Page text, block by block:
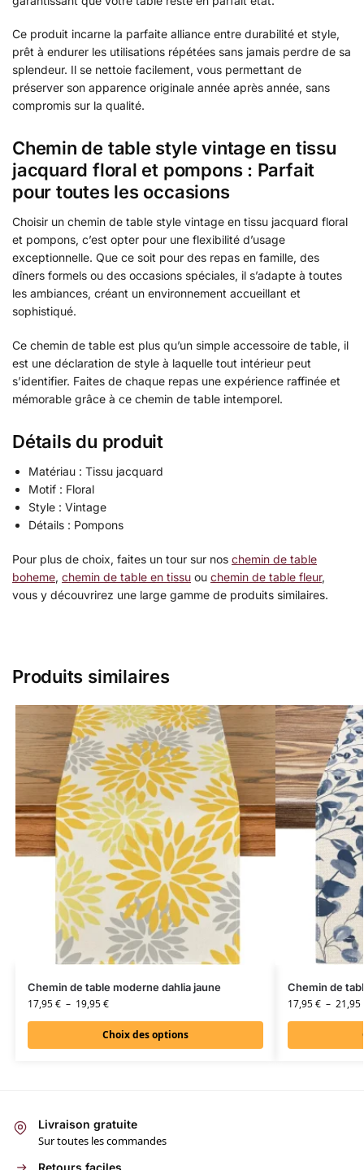
Ce produit incarne la parfaite alliance entre durabilité et style,
prêt à endurer les utilisations répétées sans jamais perdre de sa
splendeur. Il se nettoie facilement, vous permettant de
préserver son apparence originale année après année, sans
compromis sur la qualité.
Chemin de table style vintage en tissu
jacquard floral et pompons : Parfait
pour toutes les occasions
Choisir un chemin de table style vintage en tissu jacquard floral
et pompons, c’est opter pour une flexibilité d’usage
exceptionnelle. Que ce soit pour des repas en famille, des
dîners formels ou des occasions spéciales, il s’adapte à toutes
les ambiances, créant un environnement accueillant et
sophistiqué.
Ce chemin de table est plus qu’un simple accessoire de table, il
est une déclaration de style à laquelle tout intérieur peut
s’identifier. Faites de chaque repas une expérience raffinée et
mémorable grâce à ce chemin de table intemporel.
Détails du produit
Matériau : Tissu jacquard
Motif : Floral
Style : Vintage
Détails : Pompons
Pour plus de choix, faites un tour sur nos chemin de table
boheme, chemin de table en tissu ou chemin de table fleur,
vous y découvrirez une large gamme de produits similaires.
Produits similaires
Chemin de table moderne dahlia jaune
17,95€ – 19,95€
Choix des options
Chemin de
17,95€ – 21,95
Livraison gratuite
Sur toutes les commandes
Retours faciles